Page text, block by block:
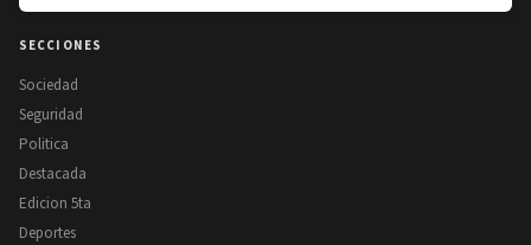
SECCIONES
Sociedad
Seguridad
Politica
Destacada
Edicion 5ta
Deportes